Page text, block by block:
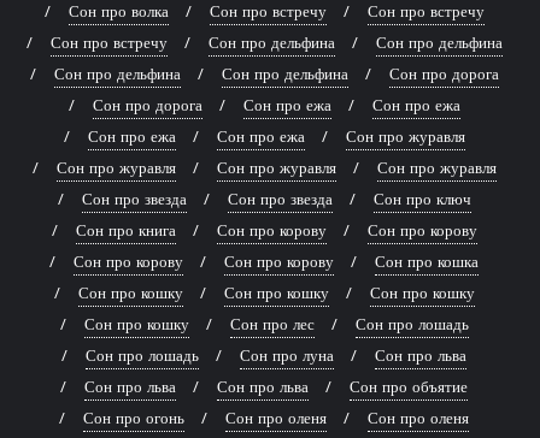
Сон про волка
Сон про встречу
Сон про встречу
Сон про встречу
Сон про дельфина
Сон про дельфина
Сон про дельфина
Сон про дельфина
Сон про дорога
Сон про дорога
Сон про ежа
Сон про ежа
Сон про ежа
Сон про ежа
Сон про журавля
Сон про журавля
Сон про журавля
Сон про журавля
Сон про звезда
Сон про звезда
Сон про ключ
Сон про книга
Сон про корову
Сон про корову
Сон про корову
Сон про корову
Сон про кошка
Сон про кошку
Сон про кошку
Сон про кошку
Сон про кошку
Сон про лес
Сон про лошадь
Сон про лошадь
Сон про луна
Сон про льва
Сон про льва
Сон про льва
Сон про объятие
Сон про огонь
Сон про оленя
Сон про оленя